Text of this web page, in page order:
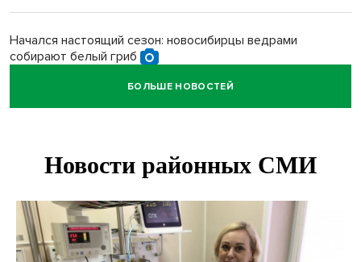
Начался настоящий сезон: новосибирцы ведрами
собирают белый гриб
Под Новосибирском водитель авто выжил в
В Новосибирске Роспотребнадзор изъял из продажи 1,4
Два миллиона на покупку авто получат 28 семей в
Новосибирской области
БОЛЬШЕ НОВОСТЕЙ